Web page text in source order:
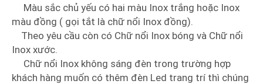
Màu sắc chủ yếu có hai màu Inox trắng hoặc Inox
màu đồng ( gọi tắt là chữ nổi Inox đồng).
Theo yêu cầu còn có Chữ nổi Inox bóng và Chữ nổi
Inox xước.
Chữ nổi Inox không sáng đèn trong trường hợp
khách hàng muốn có thêm đèn Led trang trí thì chúng